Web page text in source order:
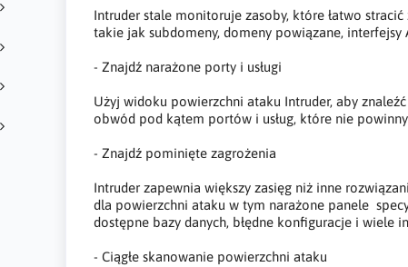
Intruder stale monitoruje zasoby, które łatwo
takie jak subdomeny, domeny powiązane, interfejsy
- Znajdź narażone porty i usługi
Użyj widoku powierzchni ataku Intruder, aby
obwód pod kątem portów i usług, które nie
- Znajdź pominięte zagrożenia
Intruder zapewnia większy zasięg niż inne
dla powierzchni ataku w tym narażone panele
dostępne bazy danych, błędne konfiguracje i wiele
- Ciągłe skanowanie powierzchni ataku